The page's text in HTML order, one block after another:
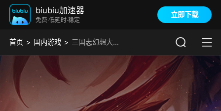
biubiu加速器
免费·低延时·稳定
立即下载
首页 国内游戏 三国志幻想大陆2：枭之歌加速器